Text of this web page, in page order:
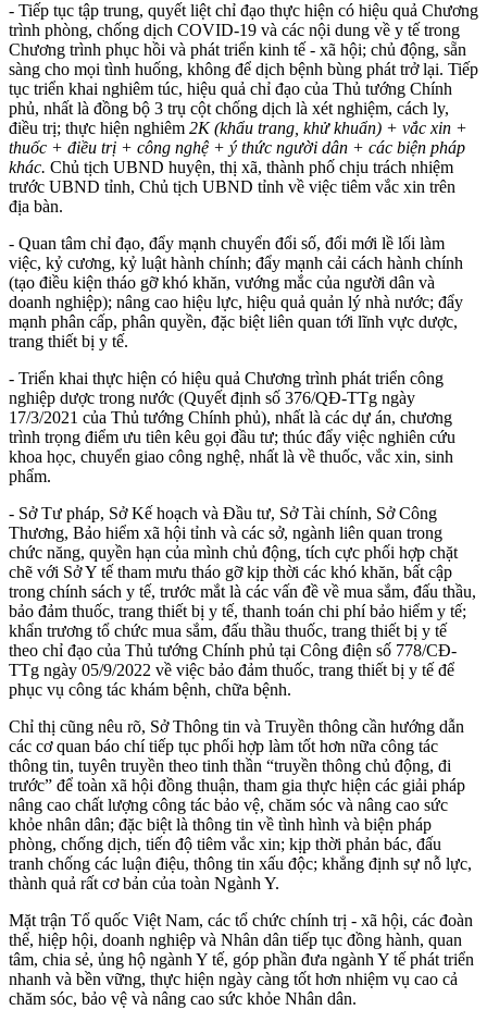
- Tiếp tục tập trung, quyết liệt chỉ đạo thực hiện có hiệu quả Chương
trình phòng, chống dịch COVID-19 và các nội dung về y tế trong
Chương trình phục hồi và phát triển kinh tế - xã hội; chủ động, sẵn
sàng cho mọi tình huống, không để dịch bệnh bùng phát trở lại. Tiếp
tục triển khai nghiêm túc, hiệu quả chỉ đạo của Thủ tướng Chính
phủ, nhất là đồng bộ 3 trụ cột chống dịch là xét nghiệm, cách ly,
điều trị; thực hiện nghiêm 2K (khẩu trang, khử khuẩn) + vắc xin +
thuốc + điều trị + công nghệ + ý thức người dân + các biện pháp
khác. Chủ tịch UBND huyện, thị xã, thành phố chịu trách nhiệm
trước UBND tỉnh, Chủ tịch UBND tỉnh về việc tiêm vắc xin trên
địa bàn.
- Quan tâm chỉ đạo, đẩy mạnh chuyển đổi số, đổi mới lề lối làm
việc, kỷ cương, kỷ luật hành chính; đẩy mạnh cải cách hành chính
(tạo điều kiện tháo gỡ khó khăn, vướng mắc của người dân và
doanh nghiệp); nâng cao hiệu lực, hiệu quả quản lý nhà nước; đẩy
mạnh phân cấp, phân quyền, đặc biệt liên quan tới lĩnh vực dược,
trang thiết bị y tế.
- Triển khai thực hiện có hiệu quả Chương trình phát triển công
nghiệp dược trong nước (Quyết định số 376/QĐ-TTg ngày
17/3/2021 của Thủ tướng Chính phủ), nhất là các dự án, chương
trình trọng điểm ưu tiên kêu gọi đầu tư; thúc đẩy việc nghiên cứu
khoa học, chuyển giao công nghệ, nhất là về thuốc, vắc xin, sinh
phẩm.
- SởTư pháp, SởKế hoạch và Đầu tư, SởTài chính, SởCông
Thương, Bảo hiểm xã hội tỉnh và các sở, ngành liên quan trong
chức năng, quyền hạn của mình chủ động, tích cực phối hợp chặt
chẽ với Sở Y tế tham mưu tháo gỡ kịp thời các khó khăn, bất cập
trong chính sách y tế, trước mắt là các vấn đề về mua sắm, đấu thầu,
bảo đảm thuốc, trang thiết bị y tế, thanh toán chi phí bảo hiểm y tế;
khẩn trương tổ chức mua sắm, đấu thầu thuốc, trang thiết bị y tế
theo chỉ đạo của Thủ tướng Chính phủ tại Công điện số 778/CĐ-
TTg ngày 05/9/2022 về việc bảo đảm thuốc, trang thiết bị y tế để
phục vụ công tác khám bệnh, chữa bệnh.
Chỉ thị cũng nêu rõ, Sở Thông tin và Truyền thông cần hướng dẫn
các cơ quan báo chí tiếp tục phối hợp làm tốt hơn nữa công tác
thông tin, tuyên truyền theo tinh thần “truyền thông chủ động, đi
trước” để toàn xã hội đồng thuận, tham gia thực hiện các giải pháp
nâng cao chất lượng công tác bảo vệ, chăm sóc và nâng cao sức
khỏe nhân dân; đặc biệt là thông tin về tình hình và biện pháp
phòng, chống dịch, tiến độ tiêm vắc xin; kịp thời phản bác, đấu
tranh chống các luận điệu, thông tin xấu độc; khẳng định sự nỗ lực,
thành quả rất cơ bản của toàn Ngành Y.
Mặt trận Tổ quốc Việt Nam, các tổ chức chính trị - xã hội, các đoàn
thể, hiệp hội, doanh nghiệp và Nhân dân tiếp tục đồng hành, quan
tâm, chia sẻ, ủng hộ ngành Y tế, góp phần đưa ngành Y tế phát triển
nhanh và bền vững, thực hiện ngày càng tốt hơn nhiệm vụ cao cả
chăm sóc, bảo vệ và nâng cao sức khỏe Nhân dân.